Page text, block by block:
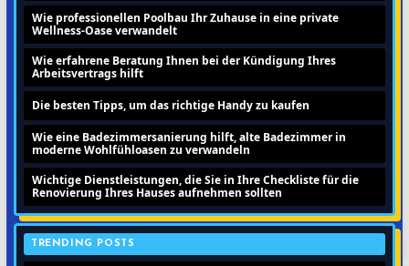
Wie professionellen Poolbau Ihr Zuhause in eine private
Wellness-Oase verwandelt
Wie erfahrene Beratung Ihnen bei der Kündigung Ihres
Arbeitsvertrags hilft
Die besten Tipps, um das richtige Handy zu kaufen
Wie eine Badezimmersanierung hilft, alte Badezimmer in
moderne Wohlfühloasen zu verwandeln
Wichtige Dienstleistungen, die Sie in Ihre Checkliste für die
Renovierung Ihres Hauses aufnehmen sollten
TRENDING POSTS